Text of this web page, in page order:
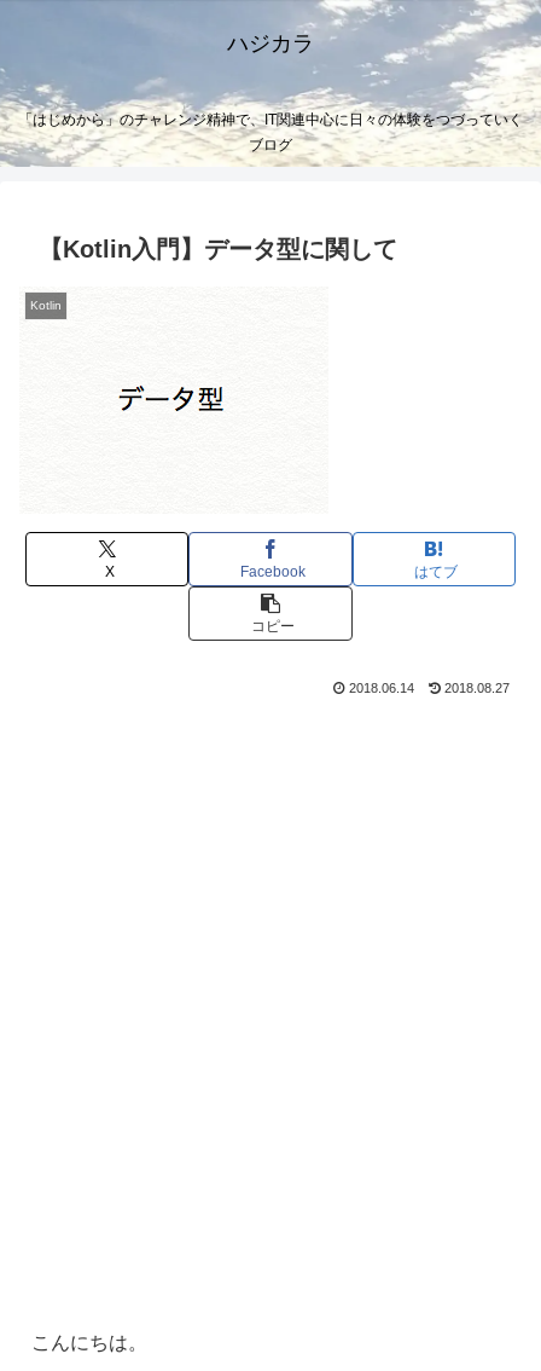
ハジカラ
「はじめから」のチャレンジ精神で、IT関連中心に日々の体験をつづっていく
ブログ
【Kotlin入門】データ型に関して
Kotlin
X Facebook はてブ
コピー
2018.06.14 2018.08.27
こんにちは。